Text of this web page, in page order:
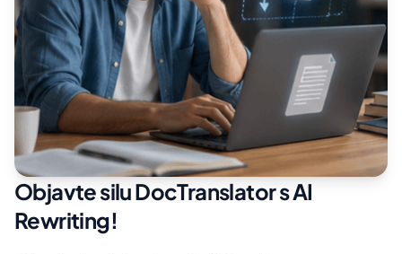
Objavte silu DocTranslator s AI
Rewriting!